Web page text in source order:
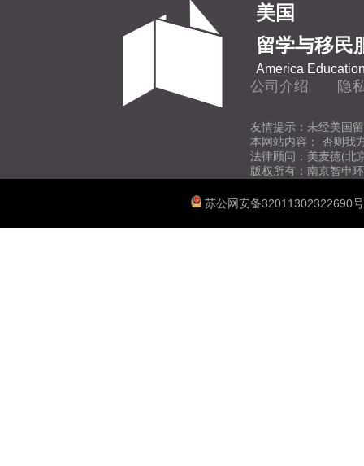
美国
留学与移民
America
公司介绍 隐
友情提示：未经美国
本网站内容； 否则我
法律顾问：美麦德(北
版权所有：南京智申
苏公网安备32011302322690号